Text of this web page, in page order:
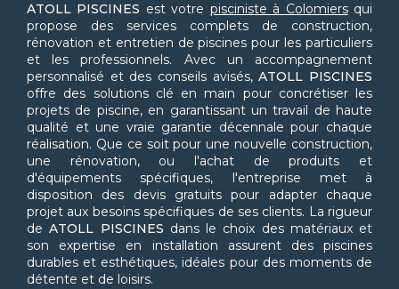
ATOLL PISCINES est votre pisciniste à Colomiersqui
propose des services complets de construction,
rénovation et entretien de piscines pour les particuliers
et les professionnels. Avec un accompagnement
personnalisé et des conseils avisés,ATOLL PISCINES
offre des solutions clé en main pour concrétiser les
projets de piscine, en garantissant un travail de haute
qualité et une vraie garantie décennale pour chaque
réalisation. Que ce soit pour une nouvelle construction,
une rénovation, ou l'achat de produits et
d'équipements spécifiques, l'entreprise met à
disposition des devis gratuits pour adapter chaque
projet aux besoins spécifiques de ses clients. La rigueur
deATOLL PISCINES dans le choix des matériaux et
son expertise en installation assurent des piscines
durables et esthétiques, idéales pour des moments de
détente et de loisirs.